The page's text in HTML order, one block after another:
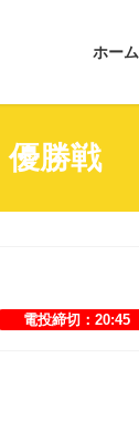
ホーム
勝戦
電投締切：20:45